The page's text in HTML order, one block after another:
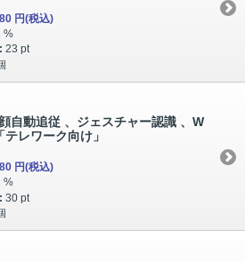
円(税込)
%
23 pt
自動追従 、ジェスチャー認識 、W
レワーク向け」
円(税込)
%
30 pt